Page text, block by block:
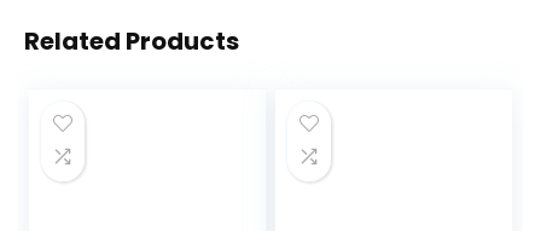
Related Products